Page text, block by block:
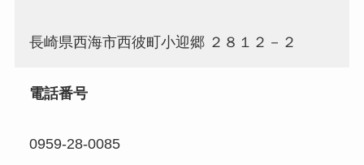
長崎県西海市西彼町小迎郷 ２８１２－２
電話番号
0959-28-0085